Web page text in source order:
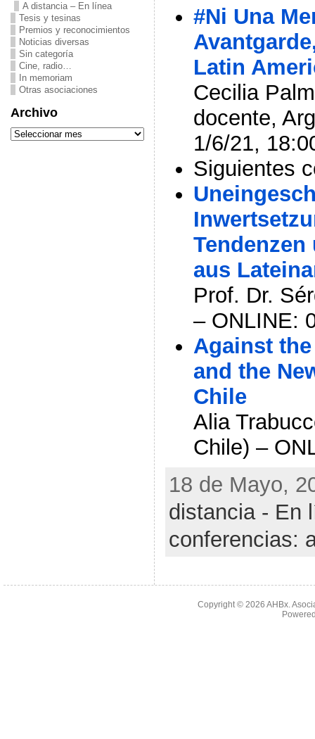
A distancia – En línea
Tesis y tesinas
Premios y reconocimientos
Noticias diversas
Sin categoría
Cine, radio…
In memoriam
Otras asociaciones
Archivo
#Ni Una
Latin
Cecilia
docente,
1/6/21,
Siguientes
aus
Prof. Dr.
– ONLINE:
Against
and the
Chile
Alia
Chile) –
18 de Mayo,
distancia - En
conferencias:
Copyright © 2026AHBx.